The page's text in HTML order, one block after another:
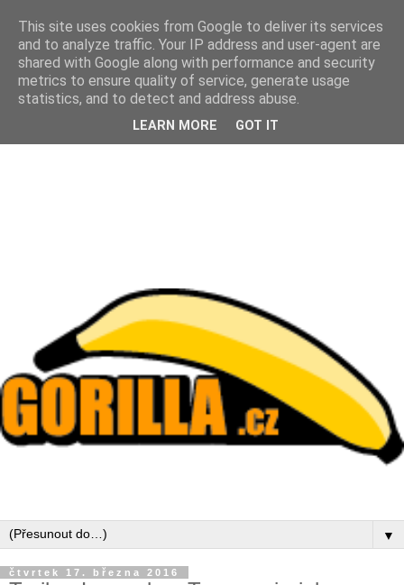
▼
čtvrtek 17. března 2016
This site uses cookies from Google to deliver its services
and to analyze traffic. Your IP address and user-agent are
shared with Google along with performance and security
metrics to ensure quality of service, generate usage
statistics, and to detect and address abuse.
LEARN MORE GOT IT